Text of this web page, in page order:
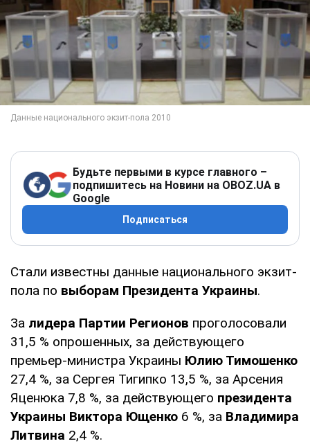
Будьте первыми в курсе главного –
подпишитесь на Новини на OBOZ.UA в
Google
Подписаться
Стали известны данные национального экзит-
пола по выборам Президента Украины.
За лидера Партии Регионов проголосовали
31,5 % опрошенных, за действующего
премьер-министра Украины Юлию Тимошенко
27,4 %, за Сергея Тигипко 13,5 %, за Арсения
Яценюка 7,8 %, за действующего президента
Украины Виктора Ющенко 6 %, за Владимира
Литвина 2,4 %.